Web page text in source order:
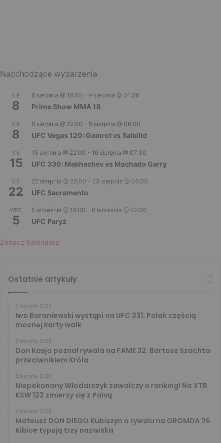
Nadchodzące wydarzenia
SIE
8
8 sierpnia @ 19:00 - 9 sierpnia @ 01:30
Prime Show MMA 18
SIE
8
8 sierpnia @ 22:00 - 9 sierpnia @ 06:00
UFC Vegas 120: Gamrot vs Salkilld
SIE
15
15 sierpnia @ 22:00 - 16 sierpnia @ 07:30
UFC 330: Makhachev vs Machado Garry
SIE
22
22 sierpnia @ 22:00 - 23 sierpnia @ 05:30
UFC Sacramento
WRZ
5
5 września @ 18:00 - 6 września @ 02:00
UFC Paryż
Zobacz Kalendarz
Ostatnie artykuły
6 sierpnia 2026
Iwo Baraniewski wystąpi na UFC 331. Polak częścią
mocnej karty walk
6 sierpnia 2026
Don Kasjo poznał rywala na FAME 32. Bartosz Szachta
przeciwnikiem Króla
6 sierpnia 2026
Niepokonany Włodarczyk zawalczy o ranking! Na XTB
KSW 122 zmierzy się z Paivą
5 sierpnia 2026
Mateusz DON DIEGO Kubiszyn o rywalu na GROMDA 26.
Kibice typują trzy nazwiska